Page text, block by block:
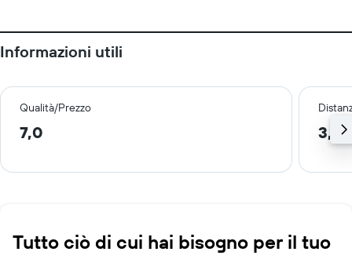
Informazioni utili
Qualità/Prezzo
7,0 3,3
Tutto ciò di cui hai bisogno per il tuo